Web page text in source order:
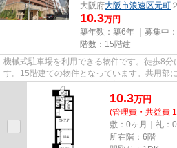
大阪府大阪市浪速区元町
10.3万円
築年数：築6年 ｜募集中：
階数：15階建
機械式駐車場を利用できる物件です。徒歩8
す。15階建ての物件となっています。共用部
などが備わっておりとても充実...
10.3万円
(管理費・共益費
敷：0ヶ月｜礼：
所在階：6階